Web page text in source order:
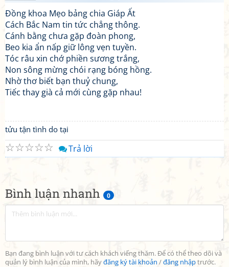
Bình luận nhanh 0
Bạn đang bình luận với tư cách khách viếng thăm. Để có thể theo dõi và
quản lý bình luận của mình, hãyđăng ký tài khoản /đăng nhậptrước.
Đồng khoa Mẹo bảng chia Giáp Ất
Cách Bắc Nam tin tức chẳng thông.
Cánh bằng chưa gặp đoàn phong,
Beo kia ẩn nấp giữ lông vẹn tuyền.
Tóc râu xin chớ phiền sương trắng,
Non sông mừng chói rạng bóng hồng.
Nhờ thơ biết bạn thuỷ chung,
Tiếc thay già cả mới cùng gặp nhau!
tửu tận tình do tại
☆
☆
☆
☆
☆ Trả lời